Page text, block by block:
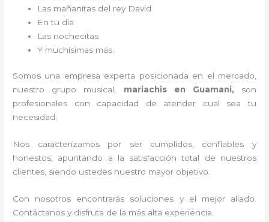
Las mañanitas del rey David
En tu día
Las nochecitas
Y muchísimas más.
Somos una empresa experta posicionada en el mercado,
nuestro grupo musical, mariachis en Guamani, son
profesionales con capacidad de atender cual sea tu
necesidad.
Nos caracterizamos por ser cumplidos, confiables y
honestos, apuntando a la satisfacción total de nuestros
clientes, siendo ustedes nuestro mayor objetivo.
Con nosotros encontrarás soluciones y el mejor aliado.
Contáctanos y disfruta de la más alta experiencia.